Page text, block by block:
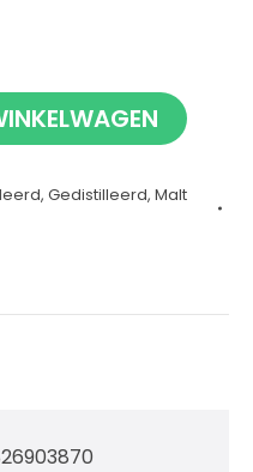
, Gedistilleerd, Malt